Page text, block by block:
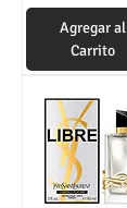
Agregar al
Carrito